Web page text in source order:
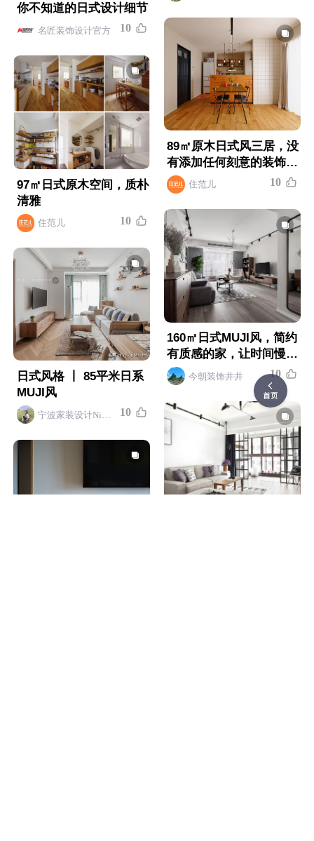
你不知道的日式设计细节
名匠装饰设计官方 10
97㎡日式原木空间，质朴
清雅
住范儿 10
日式风格 丨 85平米日系
MUJI风
10
89㎡原木日式风三居，没
有添加任何刻意的装饰，
自然朴实
住范儿 10
160㎡日式MUJI风，简约
有质感的家，让时间慢下
来
今朝装饰井井 10